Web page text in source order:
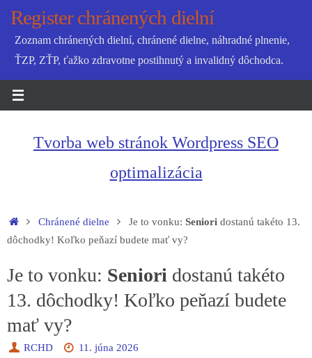
SkipRegister chránených dielní
Zoznam chránených dielní, chránené dielne, náhradné plnenie,
ŤZP, ZŤP, ťažko zdravotne postihnutý a invalidný dôchodca.
Tvorba web stránok Wordpress SEO
optimalizácia
HomeChránené dielne Je to vonku:Seniori dostanú takéto 13.
dôchodky! Koľko peňazí budete mať vy?
Je to vonku: Seniori dostanú takéto
13. dôchodky! Koľko peňazí budete
mať vy?
RCHD
11. júna 2026